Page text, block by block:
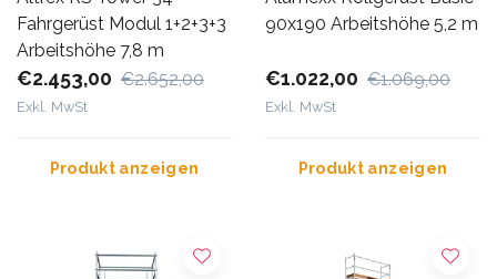
Fahrgerüst Modul 1+2+3+3
Arbeitshöhe 7,8 m
€2.453,00 €2.652,00
Exkl. MwSt
Produkt anzeigen
90x190 Arbeitshöhe 5,2 m
€1.022,00 €1.069,00
Exkl. MwSt
Produkt anzeigen